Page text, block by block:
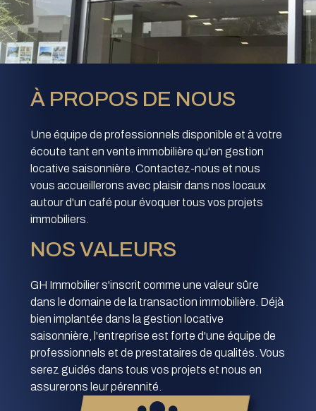
À PROPOS DE NOUS
Une équipe de professionnels disponible et à votre
écoute tant en vente immobilière qu'en gestion
locative saisonnière. Contactez-nous et nous
vous accueillerons avec plaisir dans nos locaux
autour d'un café pour évoquer tous vos projets
immobiliers.
NOS VALEURS
GH Immobilier s'inscrit comme une valeur sûre
dans le domaine de la transaction immobilière. Déjà
bien implantée dans la gestion locative
saisonnière, l'entreprise est forte d'une équipe de
professionnels et de prestataires de qualités. Vous
serez guidés dans tous vos projets et nous en
assurerons leur pérennité.